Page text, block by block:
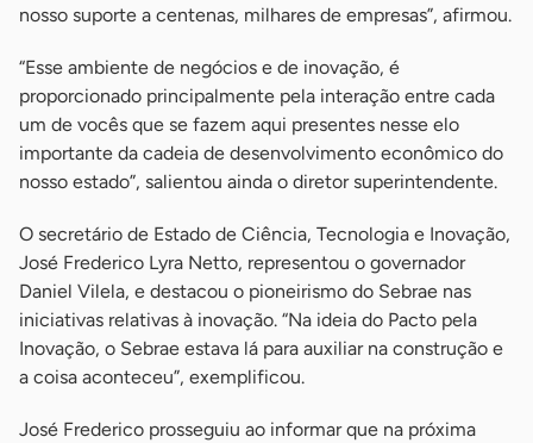
nosso suporte a centenas, milhares de empresas”, afirmou.
“Esse ambiente de negócios e de inovação, é
proporcionado principalmente pela interação entre cada
um de vocês que se fazem aqui presentes nesse elo
importante da cadeia de desenvolvimento econômico do
nosso estado”, salientou ainda o diretor superintendente.
O secretário de Estado de Ciência, Tecnologia e Inovação,
José Frederico Lyra Netto, representou o governador
Daniel Vilela, e destacou o pioneirismo do Sebrae nas
iniciativas relativas à inovação. “Na ideia do Pacto pela
Inovação, o Sebrae estava lá para auxiliar na construção e
a coisa aconteceu”, exemplificou.
José Frederico prosseguiu ao informar que na próxima